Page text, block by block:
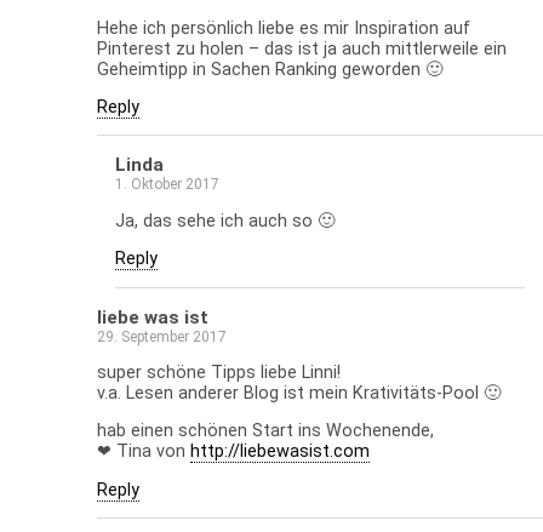
Hehe ich persönlich liebe es mir Inspiration auf
Pinterest zu holen – das ist ja auch mittlerweile ein
Geheimtipp in Sachen Ranking geworden 🙂
Reply
Linda
1. Oktober 2017
Ja, das sehe ich auch so 🙂
Reply
liebe was ist
29. September 2017
super schöne Tipps liebe Linni!
v.a. Lesen anderer Blog ist mein Krativitäts-Pool 🙂
hab einen schönen Start ins Wochenende,
❤ Tina von http://liebewasist.com
Reply